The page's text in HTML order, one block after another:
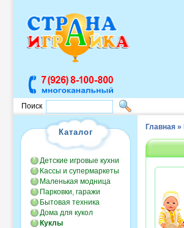
Поиск
Каталог
Детские игровые кухни
Кассы и супермаркеты
Маленькая модница
Парковки, гаражи
Бытовая техника
Дома для кукол
Куклы
Главная »